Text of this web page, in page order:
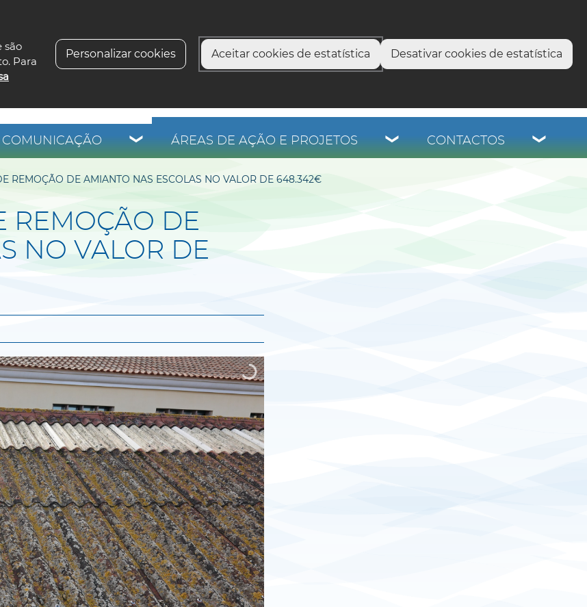
são
Para
Personalizar cookies Aceitar cookies de estatística Desativar cookies de estatística
COMUNICAÇÃO ÁREAS DE AÇÃO E PROJETOS CONTACTOS
REMOÇÃO DE AMIANTO NAS ESCOLAS NO VALOR DE 648.342€
REMOÇÃO DE
NO VALOR DE